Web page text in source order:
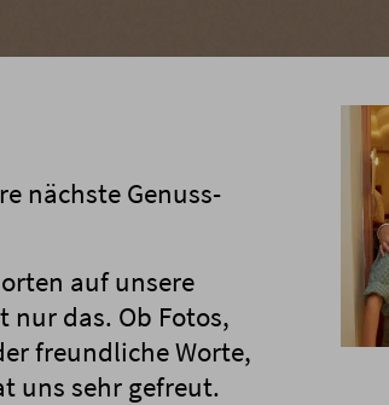
nächste Genuss-
auf unsere
nur das. Ob Fotos,
freundliche Worte,
uns sehr gefreut.